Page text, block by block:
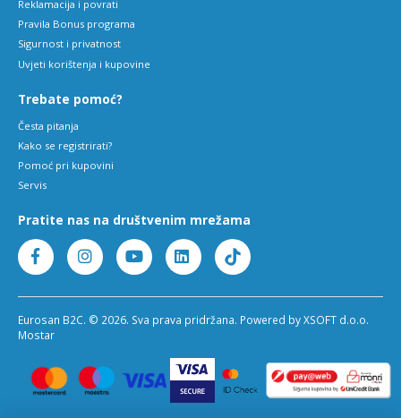
Reklamacija i povrati
Pravila Bonus programa
Sigurnost i privatnost
Uvjeti korištenja i kupovine
Trebate pomoć?
Česta pitanja
Kako se registrirati?
Pomoć pri kupovini
Servis
Pratite nas na društvenim mrežama
Eurosan B2C. © 2026. Sva prava pridržana. Powered by XSOFT d.o.o.
Mostar